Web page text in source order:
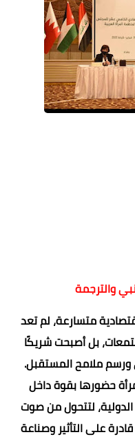
والترجمة
متسارعة، لم تعد
بل أصبحت شريكًا
ورسم ملامح المستقبل.
حضورها بقوة داخل
لتتحول من صوت
على التأثير وصناعة